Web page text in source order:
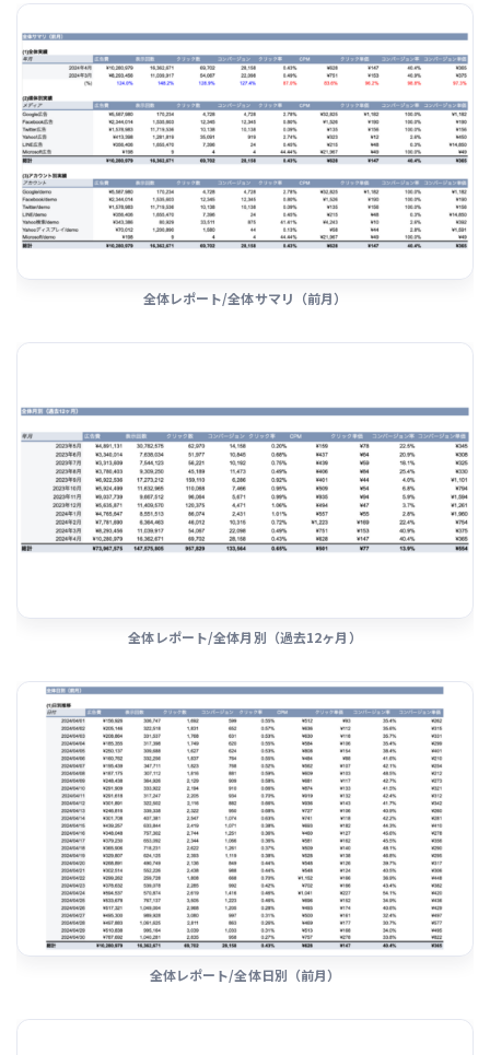
全体レポート/全体サマリ（前月）
全体レポート/全体月別（過去12ヶ月）
全体レポート/全体日別（前月）